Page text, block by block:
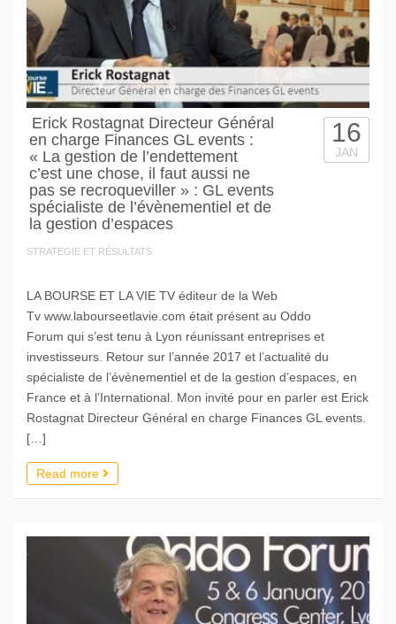
Erick Rostagnat Directeur Général
en charge Finances GL events :
« La gestion de l’endettement
c’est une chose, il faut aussi ne
pas se recroqueviller » : GL events
spécialiste de l’évènementiel et de
la gestion d’espaces
STRATEGIE ET RÉSULTATS
16
JAN
LA BOURSE ET LA VIE TV éditeur de la Web
Tv www.labourseetlavie.com était présent au Oddo
Forum qui s’est tenu à Lyon réunissant entreprises et
investisseurs. Retour sur l’année 2017 et l’actualité du
spécialiste de l’évènementiel et de la gestion d’espaces, en
France et à l’International. Mon invité pour en parler est Erick
Rostagnat Directeur Général en charge Finances GL events.
[…]
Read more